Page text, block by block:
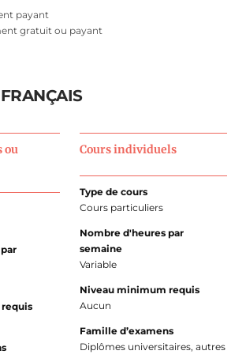
payant
gratuit ou payant
ou
Cours individuels
Type de cours
Cours particuliers
Nombre d'heures par
semaine
Variable
Niveau minimum requis
Aucun
Famille d’examens
Diplômes universitaires, autres